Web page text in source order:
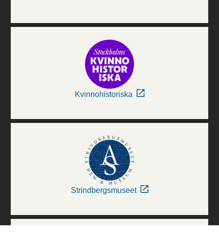
Kvinnohistoriska
Strindbergsmuseet